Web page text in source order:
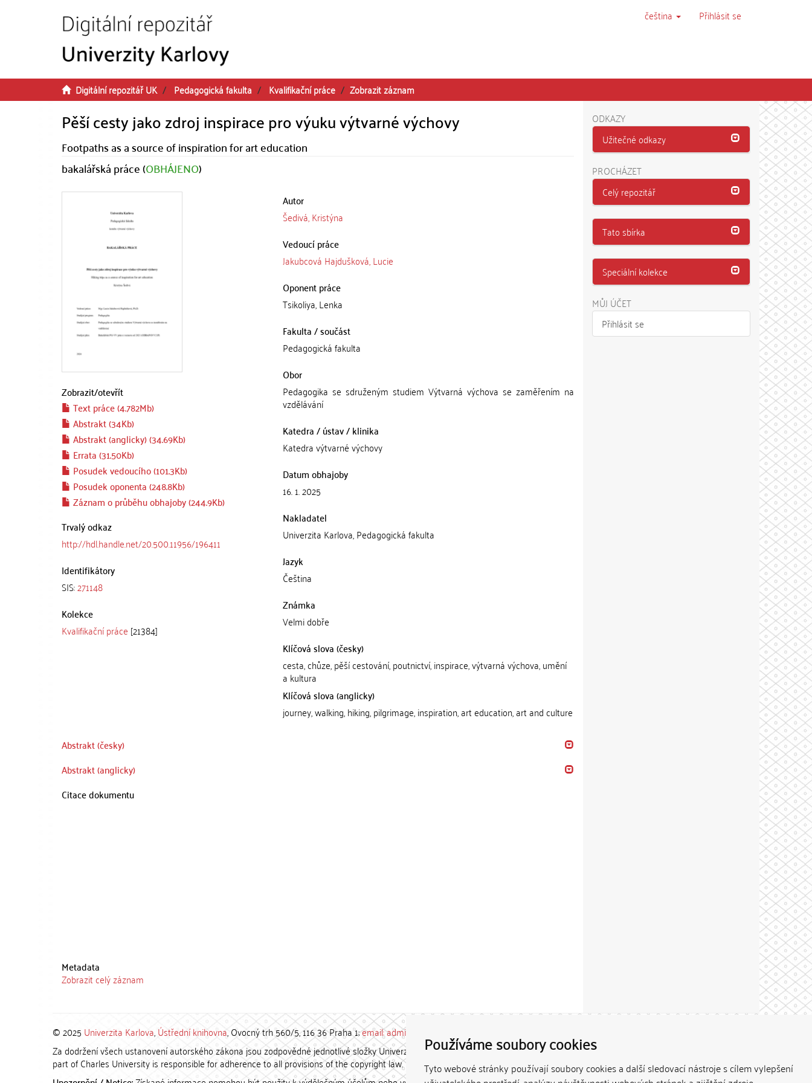
Používáme soubory cookies
Tyto webové stránky používají soubory cookies a další sledovací nástroje s cílem vylepšení
čeština Přihlásit se
Digitální repozitář UK Pedagogická fakulta Kvalifikační práce Zobrazit záznam
Pěší cesty jako zdroj inspirace pro výuku výtvarné výchovy
Footpaths as a source of inspiration for art education
bakalářská práce (OBHÁJENO)
Zobrazit/otevřít
Text práce (4.782Mb)
Abstrakt (34Kb)
Abstrakt (anglicky) (34.69Kb)
Errata (31.50Kb)
Posudek vedoucího (101.3Kb)
Posudek oponenta (248.8Kb)
Záznam o průběhu obhajoby (244.9Kb)
Trvalý odkaz
http://hdl.handle.net/20.500.11956/196411
Identifikátory
SIS:271148
Kolekce
Kvalifikační práce [21384]
Autor
Šedivá, Kristýna
Vedoucí práce
Jakubcová Hajdušková, Lucie
Oponent práce
Tsikoliya, Lenka
Fakulta / součást
Pedagogická fakulta
Obor
Pedagogika se sdruženým studiem Výtvarná výchova se zaměřením na
vzdělávání
Katedra / ústav / klinika
Katedra výtvarné výchovy
Datum obhajoby
16. 1. 2025
Nakladatel
Univerzita Karlova, Pedagogická fakulta
Jazyk
Čeština
Známka
Velmi dobře
Klíčová slova (česky)
cesta, chůze, pěší cestování, poutnictví, inspirace, výtvarná výchova, umění
a kultura
Klíčová slova (anglicky)
journey, walking, hiking, pilgrimage, inspiration, art education, art and culture
Abstrakt (česky)
Abstrakt (anglicky)
Citace dokumentu
Metadata
Zobrazit celý záznam
ODKAZY
Užitečné odkazy
PROCHÁZET
Celý repozitář
Tato sbírka
Speciální kolekce
MŮJ ÚČET
Přihlásit se
© 2025 Univerzita Karlova,Ústřední knihovna, Ovocný trh 560/5, 116 36 Praha 1;email: admin-repozitar [at] cuni.cz
Za dodržení všech ustanovení autorského zákona jsou zodpovědné jednotlivé složky Univerzity Karlovy. / Each constituent
part of Charles University is responsible for adherence to all provisions of the copyright law.